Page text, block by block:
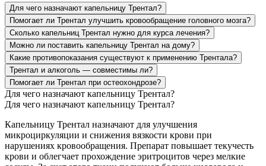
Для чего назначают капельницу Трентал?
Помогает ли Трентал улучшить кровообращение головного мозга?
Сколько капельниц Трентал нужно для курса лечения?
Можно ли поставить капельницу Трентал на дому?
Какие противопоказания существуют к применению Трентала?
Трентал и алкоголь — совместимы ли?
Помогает ли Трентал при остеохондрозе?
Для чего назначают капельницу Трентал?
Для чего назначают капельницу Трентал?
Капельницу Трентал назначают для улучшения
микроциркуляции и снижения вязкости крови при
нарушениях кровообращения. Препарат повышает текучесть
крови и облегчает прохождение эритроцитов через мелкие